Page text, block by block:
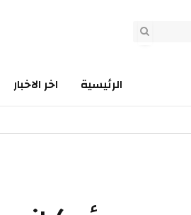
الرئيسية اخر الاخبار دولي